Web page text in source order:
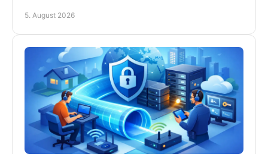
5. August 2026